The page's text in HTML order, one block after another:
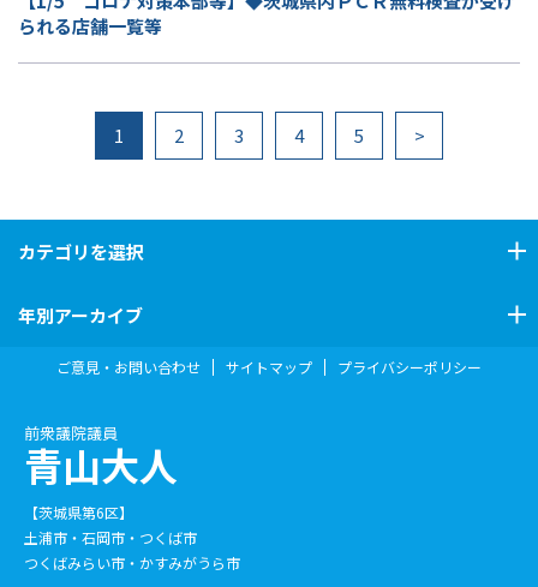
られる店舗一覧等
1 2 3 4 5 >
カテゴリを選択
年別アーカイブ
前衆議院議員
青山大人
【茨城県第6区】
土浦市・石岡市・つくば市
つくばみらい市・かすみがうら市
ご意見・お問い合わせ サイトマップ プライバシーポリシー